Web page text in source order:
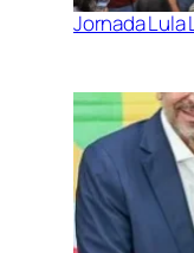
Jornada Lula